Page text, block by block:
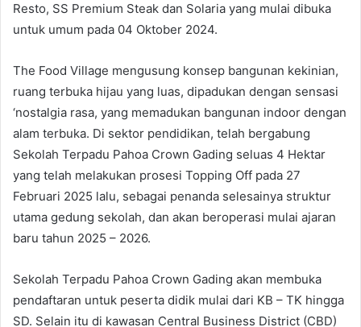
Resto, SS Premium Steak dan Solaria yang mulai dibuka
untuk umum pada 04 Oktober 2024.
The Food Village mengusung konsep bangunan kekinian,
ruang terbuka hijau yang luas, dipadukan dengan sensasi
‘nostalgia rasa, yang memadukan bangunan indoor dengan
alam terbuka. Di sektor pendidikan, telah bergabung
Sekolah Terpadu Pahoa Crown Gading seluas 4 Hektar
yang telah melakukan prosesi Topping Off pada 27
Februari 2025 lalu, sebagai penanda selesainya struktur
utama gedung sekolah, dan akan beroperasi mulai ajaran
baru tahun 2025 – 2026.
Sekolah Terpadu Pahoa Crown Gading akan membuka
pendaftaran untuk peserta didik mulai dari KB – TK hingga
SD. Selain itu di kawasan Central Business District (CBD)